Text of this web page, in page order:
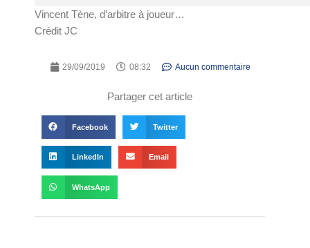
Vincent Tène, d’arbitre à joueur…
Crédit JC
29/09/2019 08:32 Aucun commentaire
Partager cet article
Facebook Twitter
LinkedIn Email
WhatsApp